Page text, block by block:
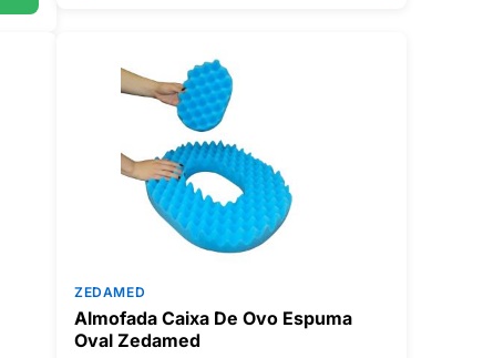
ZEDAMED
Almofada Caixa De Ovo Espuma
Oval Zedamed